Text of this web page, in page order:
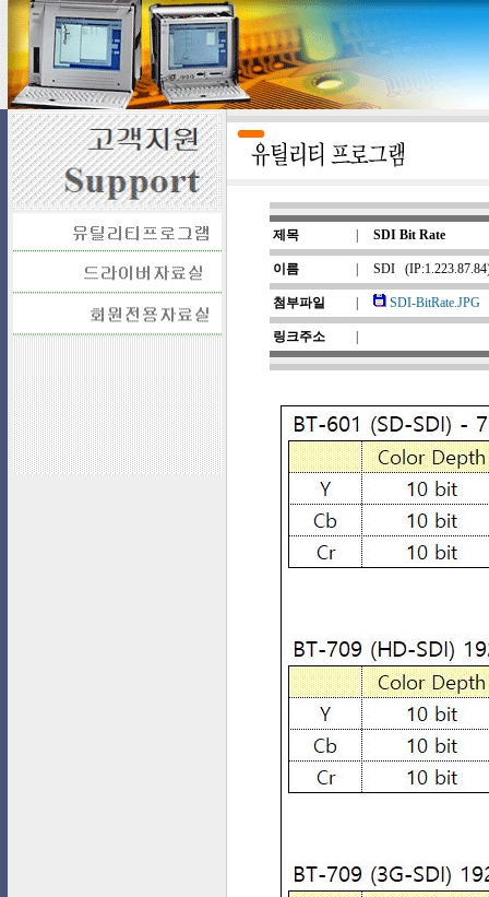
제목 SDI Bit Rate
이름 SDI
첨부파일 SDI-BitRate.JPG
링크주소